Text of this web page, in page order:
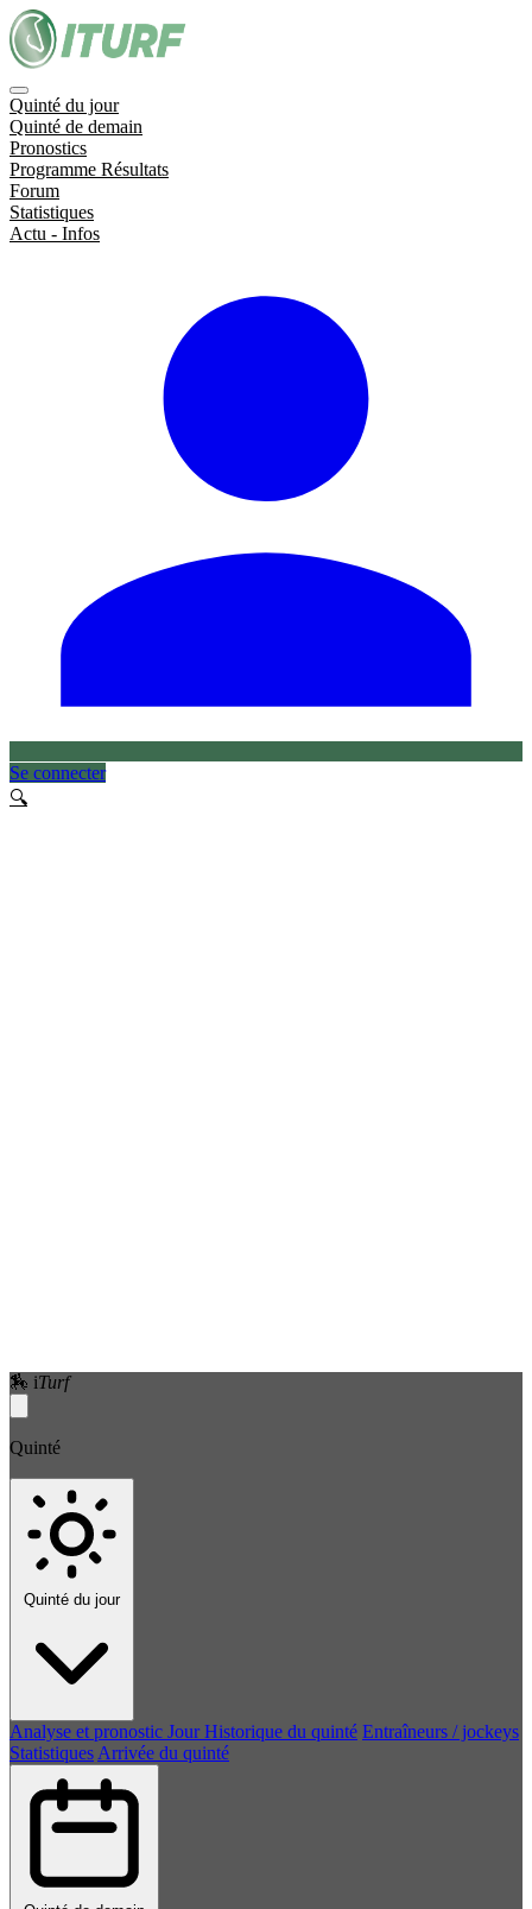
Quinté du jour
Quinté de demain
Pronostics
Programme Résultats
Forum
Statistiques
Actu - Infos
Se connecter
🔍
🏇 iTurf
Quinté
Quinté du jour
Analyse et pronostic Jour Historique du quinté Entraîneurs / jockeys
Statistiques Arrivée du quinté